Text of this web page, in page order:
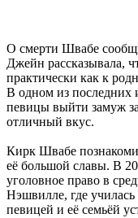
О смерти Швабе
Джейн рассказывала,
практически как к
В одном из последних
певицы выйти замуж
отличный вкус.
Кирк Швабе
её большой славы. В
уголовное право в
Нэшвилле, где
певицей и её семьёй